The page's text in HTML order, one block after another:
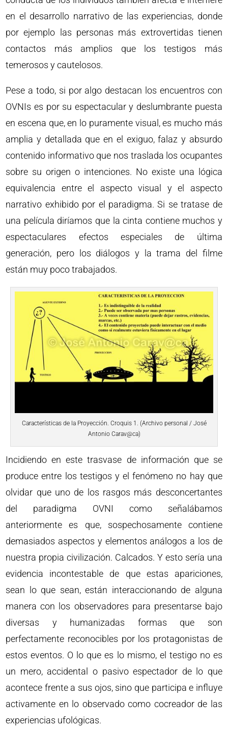
en el desarrollo narrativo de las experiencias, donde
por ejemplo las personas más extrovertidas tienen
contactos más amplios que los testigos más
temerosos y cautelosos.
Pese a todo, si por algo destacan los encuentros con
OVNIs es por su espectacular y deslumbrante puesta
en escena que, en lo puramente visual, es mucho más
amplia y detallada que en el exiguo, falaz y absurdo
contenido informativo que nos traslada los ocupantes
sobre su origen o intenciones. No existe una lógica
equivalencia entre el aspecto visual y el aspecto
narrativo exhibido por el paradigma. Si se tratase de
una película diríamos que la cinta contiene muchos y
espectaculares efectos especiales de última
generación, pero los diálogos y la trama del filme
están muy poco trabajados.
Características de la Proyección. Croquis 1. (Archivo personal / José
Antonio Carav@ca)
Incidiendo en este trasvase de información que se
produce entre los testigos y el fenómeno no hay que
olvidar que uno de los rasgos más desconcertantes
del paradigma OVNI como señalábamos
anteriormente es que, sospechosamente contiene
demasiados aspectos y elementos análogos a los de
nuestra propia civilización. Calcados. Y esto sería una
evidencia incontestable de que estas apariciones,
sean lo que sean, están interaccionando de alguna
manera con los observadores para presentarse bajo
diversas y humanizadas formas que son
perfectamente reconocibles por los protagonistas de
estos eventos. O lo que es lo mismo, el testigo no es
un mero, accidental o pasivo espectador de lo que
acontece frente a sus ojos, sino que participa e influye
activamente en lo observado como cocreador de las
experiencias ufológicas.